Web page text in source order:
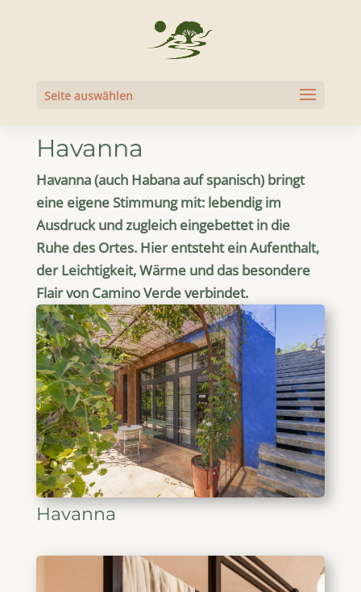
Seite auswählen
Havanna
Havanna (auch Habana auf spanisch) bringt
eine eigene Stimmung mit: lebendig im
Ausdruck und zugleich eingebettet in die
Ruhe des Ortes. Hier entsteht ein Aufenthalt,
der Leichtigkeit, Wärme und das besondere
Flair von Camino Verde verbindet.
Havanna